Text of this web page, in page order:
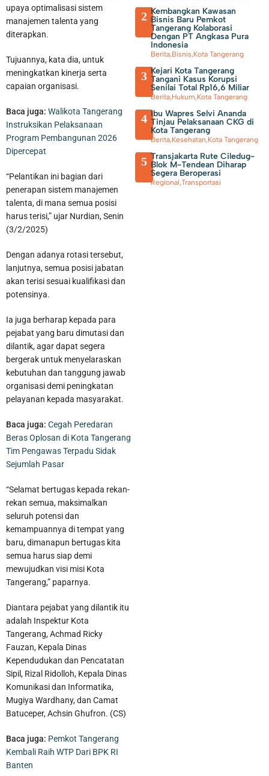
Mantan Vice President Business Development PT APK Jadi
Tersangka Baru Kasus Sewa Pesawat Rp 5,49 M
HUT Kemerdekaan RI, Pemkot Tangerang Berikan Diskon 17
Persen Bagi Penunggak PBB
Percepat Pembangunan, Pemkot Tangerang Harap Dukungan
Fiskal dari Pemerintah Pusat
upaya optimalisasi sistem
manajemen talenta yang
diterapkan.
Tujuannya, kata dia, untuk
meningkatkan kinerja serta
capaian organisasi.
Baca juga: Walikota Tangerang
Instruksikan Pelaksanaan
Program Pembangunan 2026
Dipercepat
“Pelantikan ini bagian dari
penerapan sistem manajemen
talenta, di mana semua posisi
harus terisi,” ujar Nurdian, Senin
(3/2/2025)
Dengan adanya rotasi tersebut,
lanjutnya, semua posisi jabatan
akan terisi sesuai kualifikasi dan
potensinya.
Ia juga berharap kepada para
pejabat yang baru dimutasi dan
dilantik, agar dapat segera
bergerak untuk menyelaraskan
kebutuhan dan tanggung jawab
organisasi demi peningkatan
pelayanan kepada masyarakat.
Baca juga: Cegah Peredaran
Beras Oplosan di Kota Tangerang
Tim Pengawas Terpadu Sidak
Sejumlah Pasar
“Selamat bertugas kepada rekan-
rekan semua, maksimalkan
seluruh potensi dan
kemampuannya di tempat yang
baru, dimanapun bertugas kita
semua harus siap demi
mewujudkan visi misi Kota
Tangerang,” paparnya.
Diantara pejabat yang dilantik itu
adalah Inspektur Kota
Tangerang, Achmad Ricky
Fauzan, Kepala Dinas
Kependudukan dan Pencatatan
Sipil, Rizal Ridolloh, Kepala Dinas
Komunikasi dan Informatika,
Mugiya Wardhany, dan Camat
Batuceper, Achsin Ghufron. (CS)
Baca juga: Pemkot Tangerang
Kembali Raih WTP Dari BPK RI
Banten
2 Kembangkan Kawasan
Bisnis Baru Pemkot
Tangerang Kolaborasi
Dengan PT Angkasa Pura
Indonesia
Berita,Bisnis,Kota Tangerang
3 Kejari Kota Tangerang
Tangani Kasus Korupsi
Senilai Total Rp16,6 Miliar
Berita,Hukum,Kota Tangerang
4 Ibu Wapres Selvi Ananda
Tinjau Pelaksanaan CKG di
Kota Tangerang
Berita,Kesehatan,Kota Tangerang
5 Transjakarta Rute Ciledug-
Blok M-Tendean Diharap
Segera Beroperasi
Regional,Transportasi